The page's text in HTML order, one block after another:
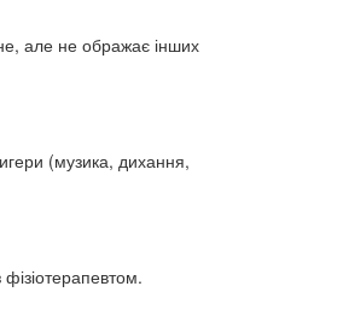
але не ображає інших
(музика, дихання,